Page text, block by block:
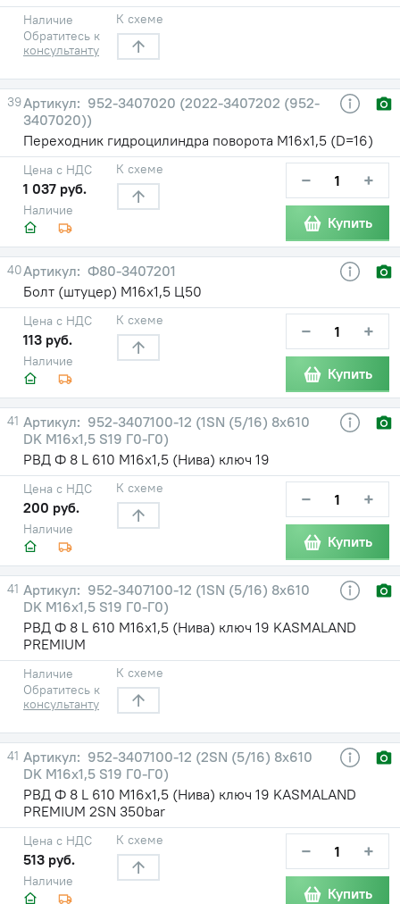
Наличие
Обратитесь к
консультанту
К схеме
39
952-3407020 (2022-3407202 (952-
3407020))
Переходник гидроцилиндра поворота М16х1,5 (D=16)
Наличие
Цена с НДС
1 037 руб.
К схеме − +
Купить
40
Ф80-3407201
Болт (штуцер) М16х1,5 Ц50
Наличие
Цена с НДС
113 руб.
К схеме − +
Купить
41
952-3407100-12 (1SN (5/16) 8х610
DK М16х1,5 S19 Г0-Г0)
РВД Ф 8 L 610 М16х1,5 (Нива) ключ 19
Наличие
Цена с НДС
200 руб.
К схеме − +
Купить
41
952-3407100-12 (1SN (5/16) 8х610
DK М16х1,5 S19 Г0-Г0)
РВД Ф 8 L 610 М16х1,5 (Нива) ключ 19 KASMALAND
PREMIUM
Наличие
Обратитесь к
консультанту
К схеме
41
952-3407100-12 (2SN (5/16) 8х610
DK М16х1,5 S19 Г0-Г0)
РВД Ф 8 L 610 М16х1,5 (Нива) ключ 19 KASMALAND
PREMIUM 2SN 350bar
Наличие
Цена с НДС
513 руб.
К схеме − +
Купить